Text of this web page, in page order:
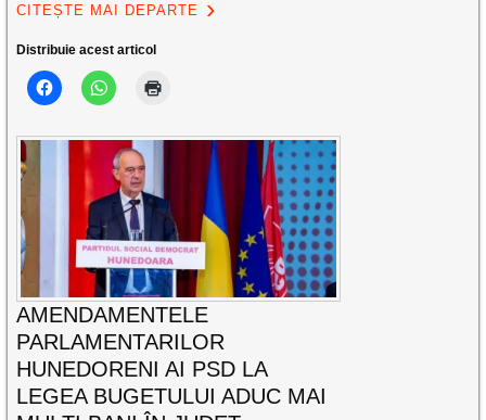
CITEȘTE MAI DEPARTE
Distribuie acest articol
AMENDAMENTELE
PARLAMENTARILOR
HUNEDORENI AI PSD LA
LEGEA BUGETULUI ADUC MAI